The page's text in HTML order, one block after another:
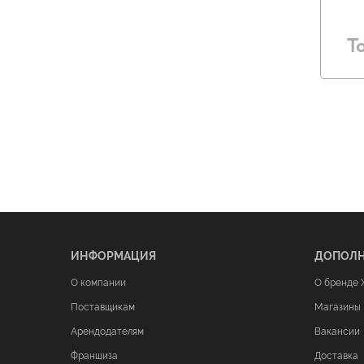
ИНФОРМАЦИЯ
О компании
Поставщикам
Арендодателям
Франшиза
О бренде
Магазины
Вакансии
Доставка